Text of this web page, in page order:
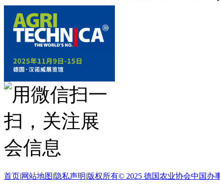
首页|网站地图|隐私声明|版权所有© 2025 德国农业协会中国办